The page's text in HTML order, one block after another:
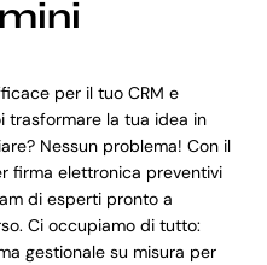
per il tuo CRM e
trasformare la tua idea in
Nessun problema! Con il
firma elettronica preventivi
di esperti pronto a
Ci occupiamo di tutto:
gestionale su misura per